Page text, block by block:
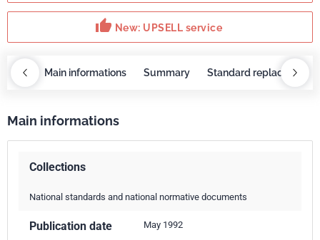
thumb_up New: UPSELL service
Main informations Summary Standard replaced by
Main informations
Collections
National standards and national normative documents
Publication date May 1992